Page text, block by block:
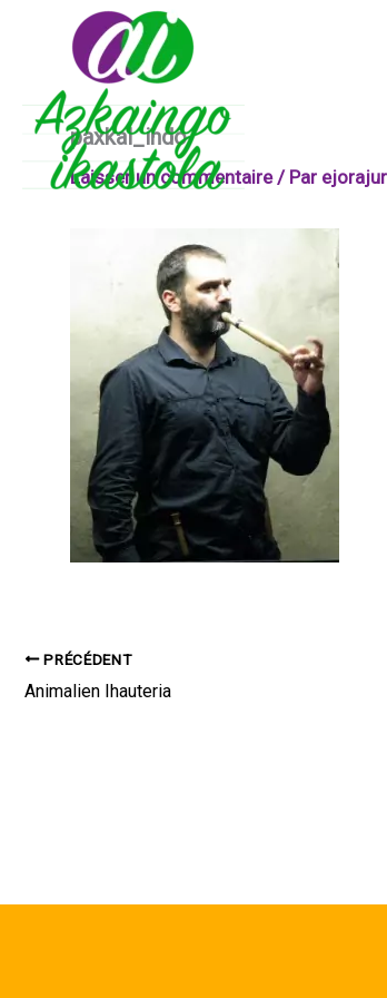
paxkal_indo
Laisser un commentaire / Par
PRÉCÉDENT
Animalien Ihauteria